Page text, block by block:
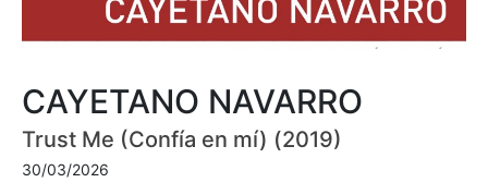
CAYETANO NAVARRO
Trust Me (Confía en mí) (2019)
30/03/2026